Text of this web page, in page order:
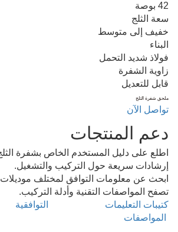
42 بوصة
سعة الثلج
خفيف إلى متوسط
البناء
فولاذ شديد التحمل
زاوية الشفرة
قابل للتعديل
ملحق شفرة الثلج
تواصل الآن
دعم المنتجات
اطلع على دليل المستخدم الخاص بشفرة
إرشادات سريعة حول التركيب والتشغيل.
ابحث عن معلومات التوافق لمختلف
تصفح المواصفات التقنية وأدلة التركيب.
كتيبات التعليمات
التوافقية
المواصفات